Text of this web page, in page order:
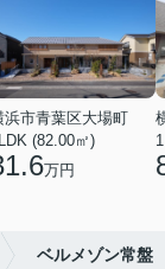
浜市青葉区大場町
(82.00㎡)
万円
ベルメゾン常盤